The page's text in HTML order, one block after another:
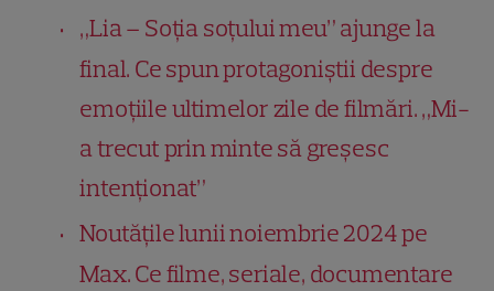
„Lia – Soţia soţului meu” ajunge la
final. Ce spun protagoniștii despre
emoțiile ultimelor zile de filmări. „Mi-
a trecut prin minte să greşesc
intenţionat”
Noutățile lunii noiembrie 2024 pe
Max. Ce filme, seriale, documentare